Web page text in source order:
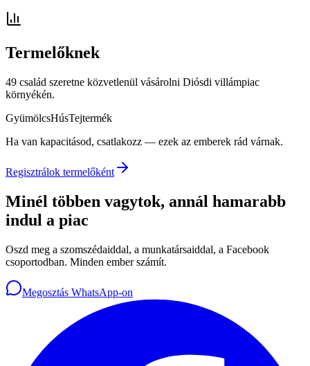
Termelőknek
49 család szeretne közvetlenül vásárolni Diósdi villámpiac
környékén.
GyümölcsHúsTejtermék
Ha van kapacitásod, csatlakozz — ezek az emberek rád várnak.
Regisztrálok termelőként
Minél többen vagytok, annál hamarabb
indul a piac
Oszd meg a szomszédaiddal, a munkatársaiddal, a Facebook
csoportodban. Minden ember számít.
Megosztás WhatsApp-on